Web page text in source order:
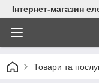
Інтернет-магазин
Товари та